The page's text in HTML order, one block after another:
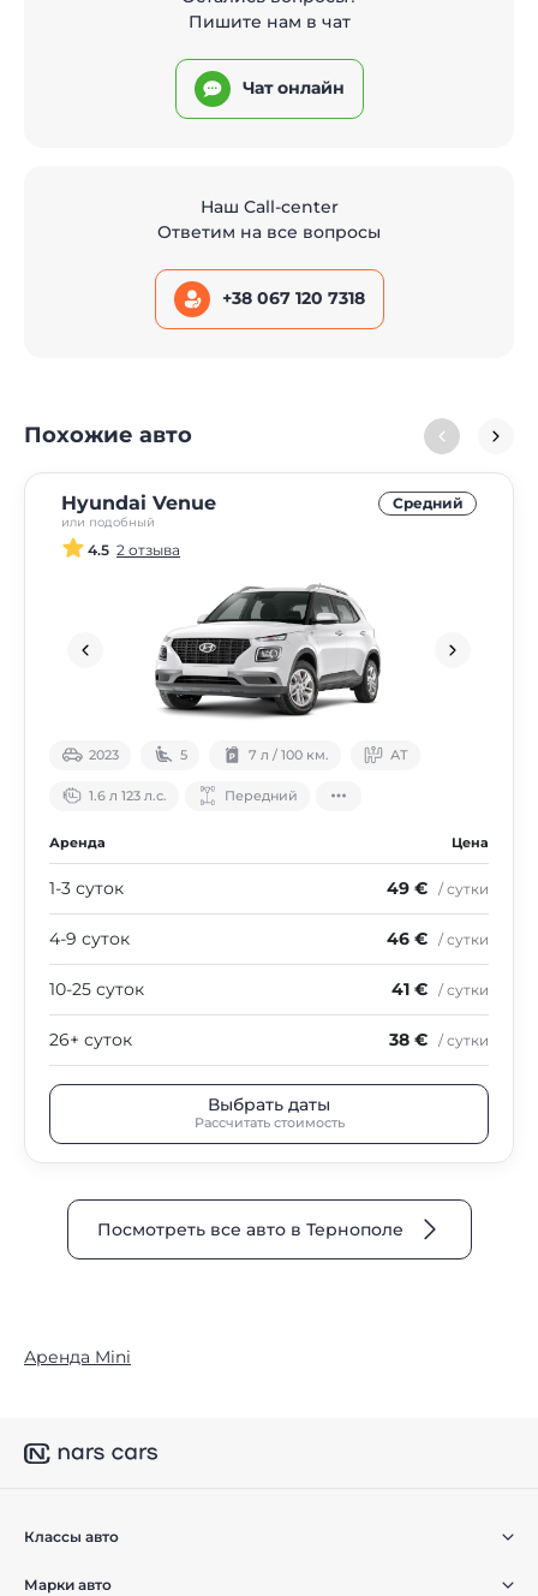
Пишите нам в чат
Чат онлайн
Наш Call-center
Ответим на все вопросы
+38 067 120 7318
Похожие авто
Hyundai Venue
или подобный
Средний
4.5 2 отзыва
2023 5 7 л / 100 км. АТ
1.6 л 123 л.с. Передний
Аренда Цена
1-3 суток 49 € / сутки
4-9 суток 46 € / сутки
10-25 суток 41 € / сутки
26+ суток 38 € / сутки
Выбрать даты
Рассчитать стоимость
Посмотреть все авто в Тернополе
Аренда Mini
Классы авто
Марки авто